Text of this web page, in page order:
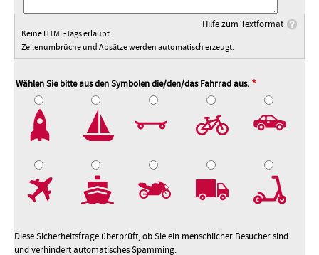
Hilfe zum Textformat
Keine HTML-Tags erlaubt.
Zeilenumbrüche und Absätze werden automatisch erzeugt.
Wählen Sie bitte aus den Symbolen die/den/das Fahrrad aus.
Diese Sicherheitsfrage überprüft, ob Sie ein menschlicher Besucher sind
und verhindert automatisches Spamming.